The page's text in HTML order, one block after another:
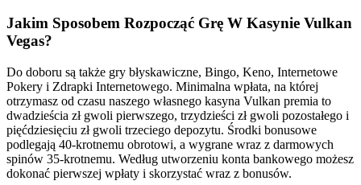
Jakim Sposobem Rozpocząć Grę W Kasynie Vulkan
Vegas?
Do doboru są także gry błyskawiczne, Bingo, Keno, Internetowe
Pokery i Zdrapki Internetowego. Minimalna wpłata, na której
otrzymasz od czasu naszego własnego kasyna Vulkan premia to
dwadzieścia zł gwoli pierwszego, trzydzieści zł gwoli pozostałego i
pięćdziesięciu zł gwoli trzeciego depozytu. Środki bonusowe
podlegają 40-krotnemu obrotowi, a wygrane wraz z darmowych
spinów 35-krotnemu. Według utworzeniu konta bankowego możesz
dokonać pierwszej wpłaty i skorzystać wraz z bonusów.